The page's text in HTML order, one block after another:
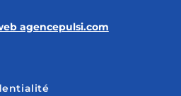
agencepulsi.com